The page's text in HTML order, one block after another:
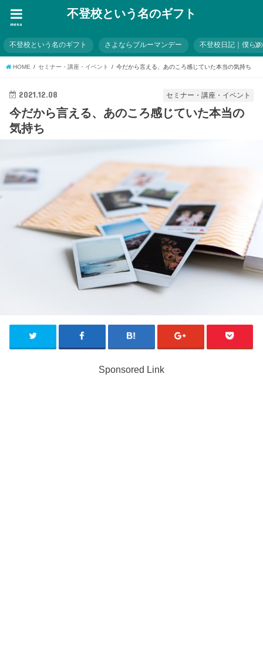
不登校という名のギフト
menu
不登校という名のギフト さよならブルーマンデー 不登校日記｜僕ら
HOME セミナー・講座・イベント 今だから言える、あのころ感じていた本当の気持ち
セミナー・講座・イベント
2021.12.08
今だから言える、あのころ感じていた本当の
気持ち
Sponsored Link